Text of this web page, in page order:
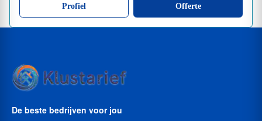
Profiel Offerte
De beste bedrijven voor jou